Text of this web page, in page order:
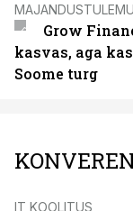
Grow
kasvas, aga
Soome turg
IT KOOLITUS